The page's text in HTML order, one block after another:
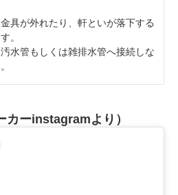
具が外れたり、軒といが落下する
。
水管もしくは雑排水管へ接続しな
カーinstagramより）